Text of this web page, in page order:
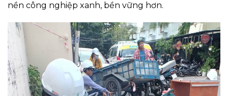
nền công nghiệp xanh, bền vững hơn.